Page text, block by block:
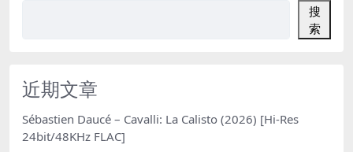
搜
索
近期文章
Sébastien Daucé – Cavalli: La Calisto (2026) [Hi-Res
24bit/48KHz FLAC]